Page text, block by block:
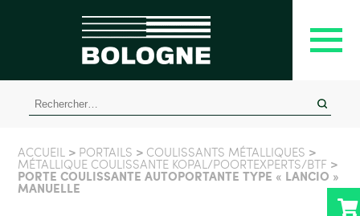
Rechercher :
ACCUEIL > PORTAILS > COULISSANTS MÉTALLIQUES >
MÉTALLIQUE COULISSANTE KOPAL/POORTEXPERTS/BTF >
PORTE COULISSANTE AUTOPORTANTE TYPE « LANCIO »
MANUELLE